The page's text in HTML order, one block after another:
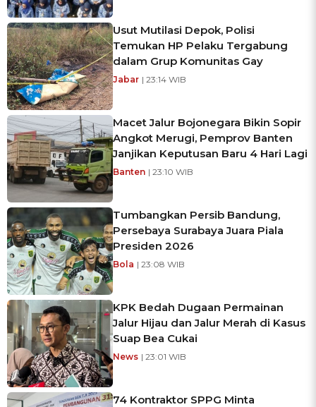
Usut Mutilasi Depok, Polisi
Temukan HP Pelaku Tergabung
dalam Grup Komunitas Gay
Jabar | 23:14 WIB
Macet Jalur Bojonegara Bikin Sopir
Angkot Merugi, Pemprov Banten
Janjikan Keputusan Baru 4 Hari Lagi
Banten | 23:10 WIB
Tumbangkan Persib Bandung,
Persebaya Surabaya Juara Piala
Presiden 2026
Bola | 23:08 WIB
KPK Bedah Dugaan Permainan
Jalur Hijau dan Jalur Merah di Kasus
Suap Bea Cukai
News | 23:01 WIB
74 Kontraktor SPPG Minta